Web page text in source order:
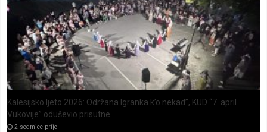
Kalesijsko ljeto 2026: Održana Igranka k’o nekad”, KUD “7. april
Vukovije” oduševio prisutne
2 sedmice prije